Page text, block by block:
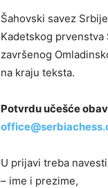
Šahovski savez
Kadetskog
završenog
na kraju teksta.
Potvrdu učešće
U prijavi treba
– ime i prezime,